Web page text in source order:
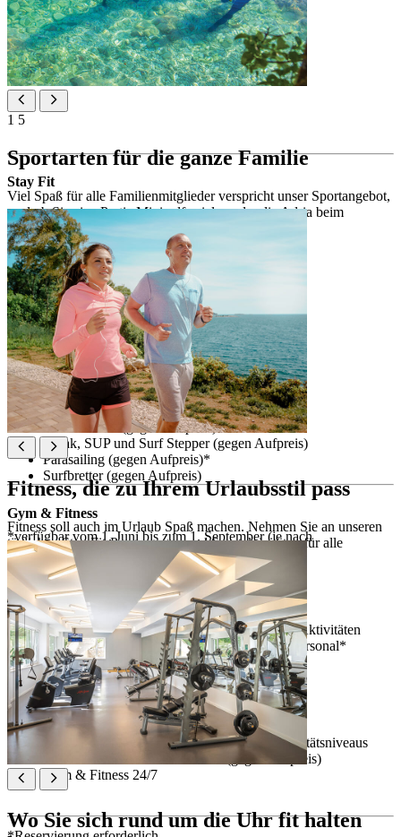
1 5
Sportarten für die ganze Familie
Viel Spaß für alle Familienmitglieder verspricht unser Sportangebot,
egal ob Sie eine Partie Minigolf spielen oder die Adria beim
Wassersport erkunden möchten.
Sportangebot
Tischtennis
Spazier- und Jogging-Wege
Beachvolleyball
Mehrzweck-Spielplatz
Minigolf (gegen Aufpreis)
Boccia (gegen Aufpreis)
Tretboote (gegen Aufpreis)
Motorboote (gegen Aufpreis)
Bananenboot (gegen Aufpreis)*
Kajak, SUP und Surf Stepper (gegen Aufpreis)
Parasailing (gegen Aufpreis)*
Surfbretter (gegen Aufpreis)
*verfügbar vom 1. Juni bis zum 1. September (je nach
Wetterverhältnissen)
Stay Fit
Fitness, die zu Ihrem Urlaubsstil pass
Fitness soll auch im Urlaub Spaß machen. Nehmen Sie an unseren
täglichen Stay Fit-Programmen und Sportaktivitäten für alle
Altersgruppen und Aktivitätsniveaus teil.
Stay Fit Programm
Beratung und Reservierung der angebotenen Aktivitäten
Individuelles Training mit unserem Stay Fit-Personal*
Tägliches Sport- und Outdoor-Programm
Aqua-Modul (1. Juni – 15. September)
Modul für Outdoor-Aktivitäten
Gruppentraining-Modul
Yoga- und Stretching-Modul
Sportturniere für alle Altersgruppen und Aktivitätsniveaus
Schwimmunterricht im Sommer (gegen Aufpreis)
Gym & Fitness 24/7
Gym & Fitness
Wo Sie sich rund um die Uhr fit halten